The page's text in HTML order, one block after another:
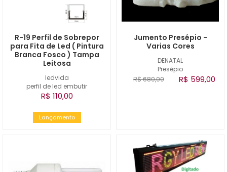
ledvida
perfil de led embutir
R-19 Perfil de Sobrepor
para Fita de Led ( Pintura
Branca Fosco ) Tampa
Leitosa
R$ 110,00
Lançamento
DENATAL
Presépio
Jumento Presépio -
Varias Cores
R$ 680,00 R$ 599,00